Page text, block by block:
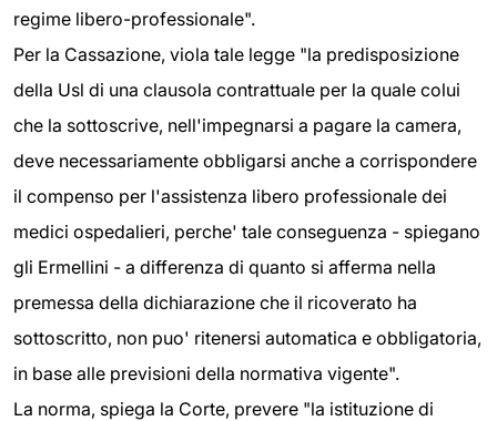
regime libero-professionale".
Per la Cassazione, viola tale legge "la predisposizione
della Usl di una clausola contrattuale per la quale colui
che la sottoscrive, nell'impegnarsi a pagare la camera,
deve necessariamente obbligarsi anche a corrispondere
il compenso per l'assistenza libero professionale dei
medici ospedalieri, perche' tale conseguenza - spiegano
gli Ermellini - a differenza di quanto si afferma nella
premessa della dichiarazione che il ricoverato ha
sottoscritto, non puo' ritenersi automatica e obbligatoria,
in base alle previsioni della normativa vigente".
La norma, spiega la Corte, prevere "la istituzione di